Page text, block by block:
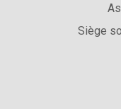
Siège